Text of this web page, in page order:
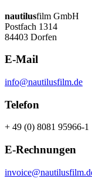
nautilusfilm GmbH
Postfach 1314
84403 Dorfen
E-Mail
info@nautilusfilm.de
Telefon
+ 49 (0) 8081 95966-1
E-Rechnungen